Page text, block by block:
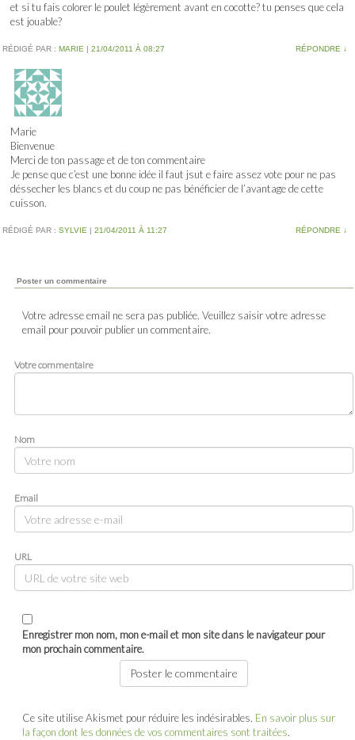
et si tu fais colorer le poulet légèrement avant en cocotte? tu penses que cela
est jouable?
RÉDIGÉ PAR : MARIE | 21/04/2011 À 08:27 RÉPONDRE ↓
Marie
Bienvenue
Merci de ton passage et de ton commentaire
Je pense que c’est une bonne idée il faut jsut e faire assez vote pour ne pas
déssecher les blancs et du coup ne pas bénéficier de l’avantage de cette
cuisson.
RÉDIGÉ PAR : SYLVIE | 21/04/2011 À 11:27 RÉPONDRE ↓
Poster un commentaire
Votre adresse email ne sera pas publiée. Veuillez saisir votre adresse
email pour pouvoir publier un commentaire.
Votre commentaire
Nom
Email
URL
Enregistrer mon nom, mon e-mail et mon site dans le navigateur pour
mon prochain commentaire.
Ce site utilise Akismet pour réduire les indésirables. En savoir plus sur
la façon dont les données de vos commentaires sont traitées.